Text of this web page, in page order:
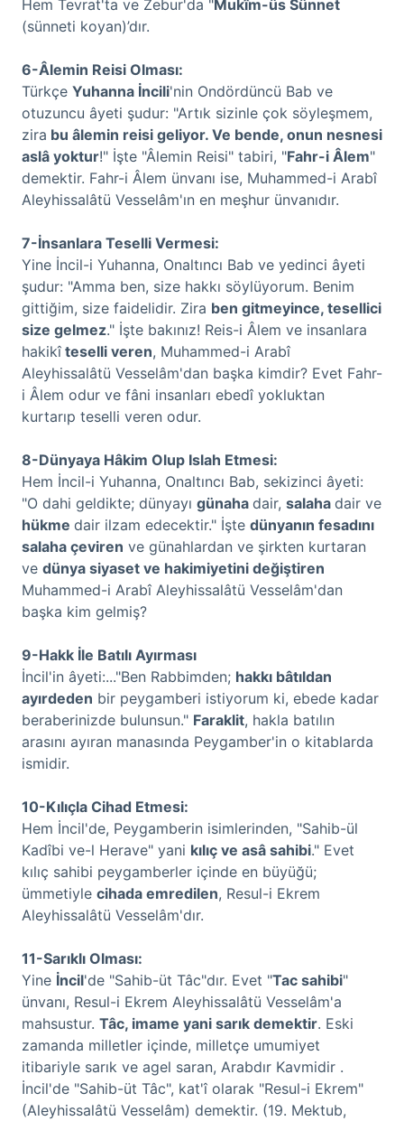
Hem Tevrat'ta ve Zebur'da "Mukîm-üs Sünnet
(sünneti koyan)’dır.
6-Âlemin Reisi Olması:
Türkçe Yuhanna İncili'nin Ondördüncü Bab ve
otuzuncu âyeti şudur: "Artık sizinle çok söyleşmem,
zira bu âlemin reisi geliyor. Ve bende, onun nesnesi
aslâ yoktur!" İşte "Âlemin Reisi" tabiri, "Fahr-i Âlem"
demektir. Fahr-i Âlem ünvanı ise, Muhammed-i Arabî
Aleyhissalâtü Vesselâm'ın en meşhur ünvanıdır.
7-İnsanlara Teselli Vermesi:
Yine İncil-i Yuhanna, Onaltıncı Bab ve yedinci âyeti
şudur: "Amma ben, size hakkı söylüyorum. Benim
gittiğim, size faidelidir. Zira ben gitmeyince, tesellici
size gelmez." İşte bakınız! Reis-i Âlem ve insanlara
hakikî teselli veren, Muhammed-i Arabî
Aleyhissalâtü Vesselâm'dan başka kimdir? Evet Fahr-
i Âlem odur ve fâni insanları ebedî yokluktan
kurtarıp teselli veren odur.
8-Dünyaya Hâkim Olup Islah Etmesi:
Hem İncil-i Yuhanna, Onaltıncı Bab, sekizinci âyeti:
"O dahi geldikte; dünyayı günaha dair, salaha dair ve
hükme dair ilzam edecektir." İşte dünyanın fesadını
salaha çeviren ve günahlardan ve şirkten kurtaran
ve dünya siyaset ve hakimiyetini değiştiren
Muhammed-i Arabî Aleyhissalâtü Vesselâm'dan
başka kim gelmiş?
9-Hakk İle Batılı Ayırması
İncil'in âyeti:..."Ben Rabbimden; hakkı bâtıldan
ayırdeden bir peygamberi istiyorum ki, ebede kadar
beraberinizde bulunsun." Faraklit, hakla batılın
arasını ayıran manasında Peygamber'in o kitablarda
ismidir.
10-Kılıçla Cihad Etmesi:
Hem İncil'de, Peygamberin isimlerinden, "Sahib-ül
Kadîbi ve-l Herave" yani kılıç ve asâ sahibi." Evet
kılıç sahibi peygamberler içinde en büyüğü;
ümmetiyle cihada emredilen, Resul-i Ekrem
Aleyhissalâtü Vesselâm'dır.
11-Sarıklı Olması:
Yine İncil'de "Sahib-üt Tâc"dır. Evet "Tac sahibi"
ünvanı, Resul-i Ekrem Aleyhissalâtü Vesselâm'a
mahsustur. Tâc, imame yani sarık demektir. Eski
zamanda milletler içinde, milletçe umumiyet
itibariyle sarık ve agel saran, Arabdır Kavmidir .
İncil'de "Sahib-üt Tâc", kat'î olarak "Resul-i Ekrem"
(Aleyhissalâtü Vesselâm) demektir. (19. Mektub,